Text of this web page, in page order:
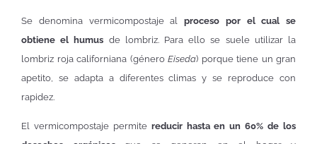
Se denomina vermicompostaje al proceso por el cual se
obtiene el humus de lombriz. Para ello se suele utilizar la
lombriz roja californiana (género Eiseda) porque tiene un gran
apetito, se adapta a diferentes climas y se reproduce con
rapidez.
El vermicompostaje permite reducir hasta en un 60% de los